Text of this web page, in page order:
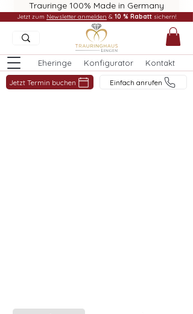
Trauringe 100% Made in Germany
Eheringe Konfigurator Kontakt
Jetzt Termin buchen Einfach anrufen
Jetzt zum Newsletter anmelden & 10 % Rabatt sichern!